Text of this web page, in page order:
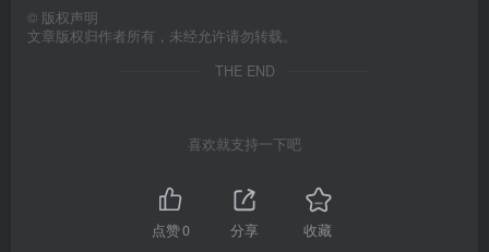
© 版权声明
文章版权归作者所有，未经允许请勿转载。
THE END
喜欢就支持一下吧
点赞0 分享 收藏